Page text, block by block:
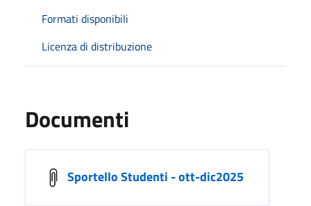
Formati disponibili
Licenza di distribuzione
Documenti
Sportello Studenti - ott-dic2025